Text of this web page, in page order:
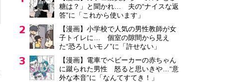
糖は？」と聞かれ… 夫の“ナイスな返
答”に「これから使います」
【漫画】小学校で人気の男性教師が女
子トイレに… 個室の隙間から見え
た“恐ろしいモノ”に「許せない」
【漫画】電車でベビーカーの赤ちゃん
に蹴られた男性 怒ると思いきや…“意
外な本音”に「なんてすてき！」